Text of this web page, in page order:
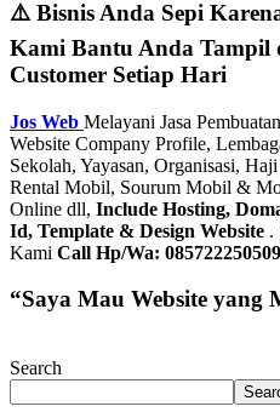
⚠️ Bisnis Anda Sepi
Kami Bantu Anda Tampil
Customer Setiap Hari
Jos Web Melayani Jasa
Website Company Profile,
Sekolah, Yayasan, Organisasi,
Rental Mobil, Sourum Mobil &
Online dll, Include Hosting,
Id, Template & Design Website .
Kami Call Hp/Wa: 085722250509
“Saya Mau Website yang
Search